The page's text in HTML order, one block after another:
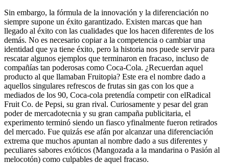
Sin embargo, la fórmula de la innovación y la diferenciación no
siempre supone un éxito garantizado. Existen marcas que han
llegado al éxito con las cualidades que los hacen diferentes de los
demás. No es necesario copiar a la competencia o cambiar una
identidad que ya tiene éxito, pero la historia nos puede servir para
rescatar algunos ejemplos que terminaron en fracaso, incluso de
compañías tan poderosas como Coca-Cola. ¿Recuerdan aquel
producto al que llamaban Fruitopia? Este era el nombre dado a
aquellos singulares refrescos de frutas sin gas con los que a
mediados de los 90, Coca-cola pretendía competir con elRadical
Fruit Co. de Pepsi, su gran rival. Curiosamente y pesar del gran
poder de mercadotecnia y su gran campaña publicitaria, el
experimento terminó siendo un fiasco yfinalmente fueron retirados
del mercado. Fue quizás ese afán por alcanzar una diferenciación
extrema que muchos apuntan al nombre dado a sus diferentes y
peculiares sabores exóticos (Mangozada a la mandarina o Pasión al
melocotón) como culpables de aquel fracaso.